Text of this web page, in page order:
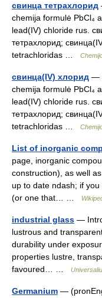
свинца тетрахлорид
chemija formulė PbCl₄
lead(IV) chloride rus.
тетрахлорид;
tetrachloridas …
свинца(IV) хлорид —
chemija formulė PbCl₄
lead(IV) chloride rus.
тетрахлорид;
tetrachloridas …
List of inorganic
page, inorganic
construction), as well
up to date ndash; if
(or one that… …
industrial glass —
lustrous and
durability under
properties lustre,
favoured… …
Germanium —